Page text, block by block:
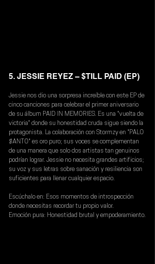
5. JESSIE REYEZ – $TILL PAID (EP)
Jessie nos dio una sorpresa increíble con este EP de
cinco canciones para celebrar el primer aniversario
de su álbum PAID IN MEMORIES. Es una "vuelta de
victoria" donde su honestidad cruda sigue siendo la
protagonista. La colaboración con Stormzy en "PALO
$ANTO" es oro puro; sus voces se complementan
de una manera que solo dos artistas tan genuinos
podrían lograr. Jessie no necesita grandes artificios;
su voz y sus letras sobre sanación y resiliencia son
suficientes para llenar cualquier espacio.
Escúchalo en: Esos momentos de introspección
donde necesitas recordar tu propio valor.
Emoción pura: Honestidad brutal y empoderamiento.